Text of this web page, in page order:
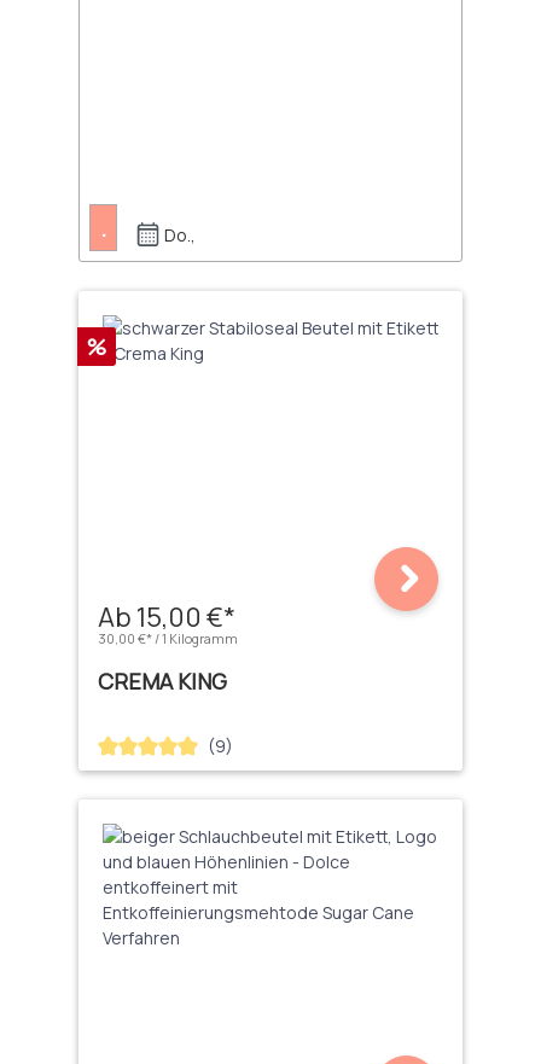
. Do.,
Rabatt
%
Ab 15,00 €*
30,00 €* / 1 Kilogramm
CREMA KING
Durchschnittliche Bewertung von 4.89 von 5 Sternen
(9)